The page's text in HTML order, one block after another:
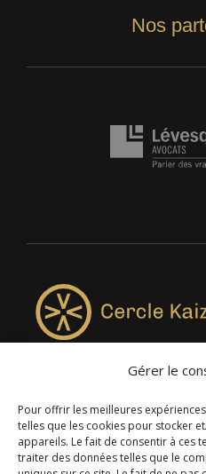
Gérer le
Pour offrir les meilleures
telles que les cookies pour stocker
appareils. Le fait de consentir à ces
traiter des données telles que le
Nos
4957, rue Lionel-Groulx,
Desmaures QC G3A 0M7